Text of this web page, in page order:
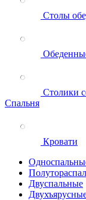
Столы
Столики
Спальня
Кровати
Двуспальные